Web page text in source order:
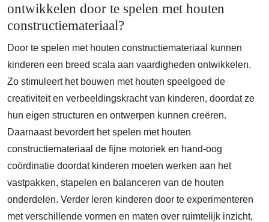
ontwikkelen door te spelen met houten
constructiemateriaal?
Door te spelen met houten constructiemateriaal kunnen
kinderen een breed scala aan vaardigheden ontwikkelen.
Zo stimuleert het bouwen met houten speelgoed de
creativiteit en verbeeldingskracht van kinderen, doordat ze
hun eigen structuren en ontwerpen kunnen creëren.
Daarnaast bevordert het spelen met houten
constructiemateriaal de fijne motoriek en hand-oog
coördinatie doordat kinderen moeten werken aan het
vastpakken, stapelen en balanceren van de houten
onderdelen. Verder leren kinderen door te experimenteren
met verschillende vormen en maten over ruimtelijk inzicht,